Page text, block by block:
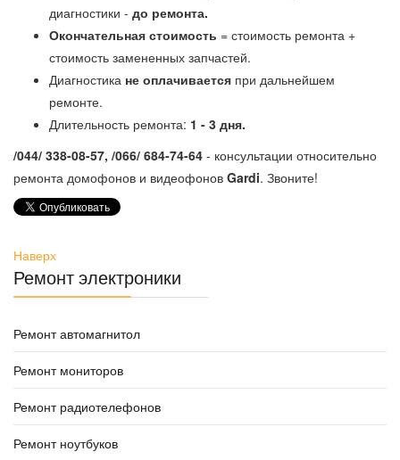
диагностики - до ремонта.
Окончательная стоимость = стоимость ремонта +
стоимость замененных запчастей.
Диагностика не оплачивается при дальнейшем
ремонте.
Длительность ремонта: 1 - 3 дня.
/044/ 338-08-57, /066/ 684-74-64 - консультации относительно
ремонта домофонов и видеофонов Gardi. Звоните!
Наверх
Ремонт электроники
Ремонт автомагнитол
Ремонт мониторов
Ремонт радиотелефонов
Ремонт ноутбуков